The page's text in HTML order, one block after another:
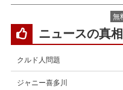
無
ニュースの真相
クルド人問題
ジャニー喜多川